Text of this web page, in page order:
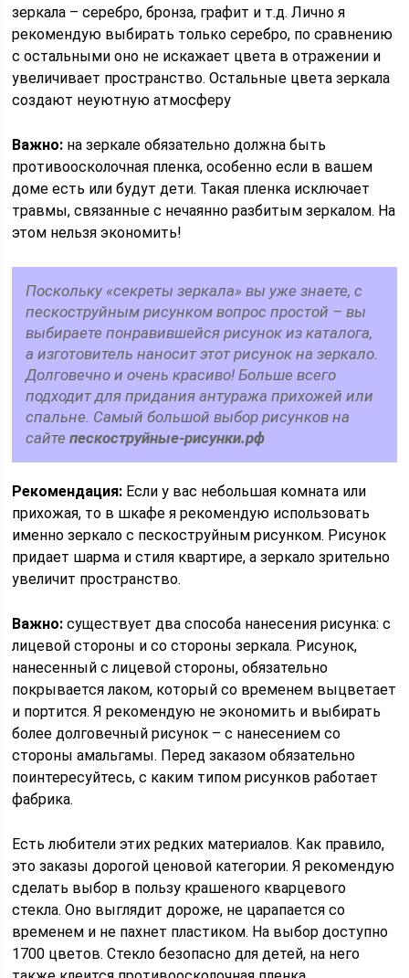
зеркала – серебро, бронза, графит и т.д. Лично я
рекомендую выбирать только серебро, по сравнению
с остальными оно не искажает цвета в отражении и
увеличивает пространство. Остальные цвета зеркала
создают неуютную атмосферу
Важно: на зеркале обязательно должна быть
противоосколочная пленка, особенно если в вашем
доме есть или будут дети. Такая пленка исключает
травмы, связанные с нечаянно разбитым зеркалом. На
этом нельзя экономить!
Поскольку «секреты зеркала» вы уже знаете, с
пескоструйным рисунком вопрос простой – вы
выбираете понравившейся рисунок из каталога,
а изготовитель наносит этот рисунок на зеркало.
Долговечно и очень красиво! Больше всего
подходит для придания антуража прихожей или
спальне. Самый большой выбор рисунков на
сайтепескоструйные-рисунки.рф
Рекомендация: Если у вас небольшая комната или
прихожая, то в шкафе я рекомендую использовать
именно зеркало с пескоструйным рисунком. Рисунок
придает шарма и стиля квартире, а зеркало зрительно
увеличит пространство.
Важно: существует два способа нанесения рисунка: с
лицевой стороны и со стороны зеркала. Рисунок,
нанесенный с лицевой стороны, обязательно
покрывается лаком, который со временем выцветает
и портится. Я рекомендую не экономить и выбирать
более долговечный рисунок – с нанесением со
стороны амальгамы. Перед заказом обязательно
поинтересуйтесь, с каким типом рисунков работает
фабрика.
Есть любители этих редких материалов. Как правило,
это заказы дорогой ценовой категории. Я рекомендую
сделать выбор в пользу крашеного кварцевого
стекла. Оно выглядит дороже, не царапается со
временем и не пахнет пластиком. На выбор доступно
1700 цветов. Стекло безопасно для детей, на него